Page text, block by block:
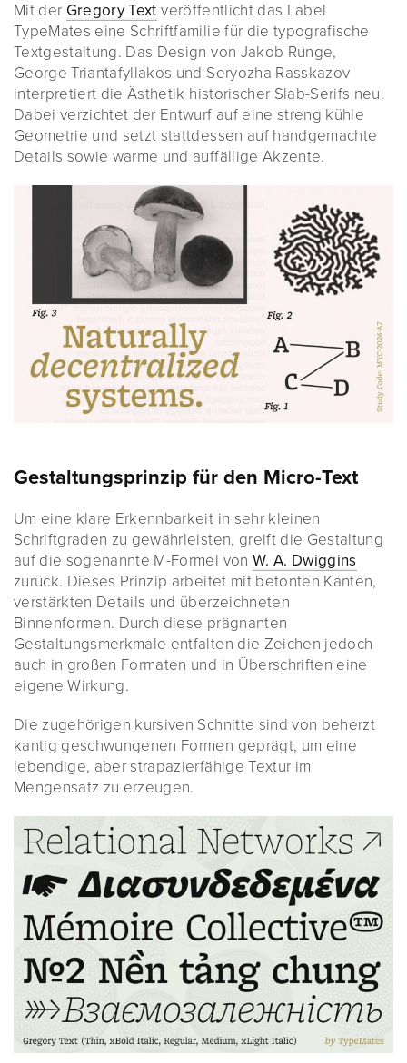
Mit der Gregory Text veröffentlicht das Label
TypeMates eine Schriftfamilie für die typografische
Textgestaltung. Das Design von Jakob Runge,
George Triantafyllakos und Seryozha Rasskazov
interpretiert die Ästhetik historischer Slab-Serifs neu.
Dabei verzichtet der Entwurf auf eine streng kühle
Geometrie und setzt stattdessen auf handgemachte
Details sowie warme und auffällige Akzente.
Gestaltungsprinzip für den Micro-Text
Um eine klare Erkennbarkeit in sehr kleinen
Schriftgraden zu gewährleisten, greift die Gestaltung
auf die sogenannte M-Formel von W. A. Dwiggins
zurück. Dieses Prinzip arbeitet mit betonten Kanten,
verstärkten Details und überzeichneten
Binnenformen. Durch diese prägnanten
Gestaltungsmerkmale entfalten die Zeichen jedoch
auch in großen Formaten und in Überschriften eine
eigene Wirkung.
Die zugehörigen kursiven Schnitte sind von beherzt
kantig geschwungenen Formen geprägt, um eine
lebendige, aber strapazierfähige Textur im
Mengensatz zu erzeugen.